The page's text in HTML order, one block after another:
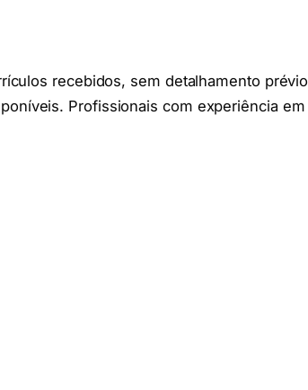
recebidos, sem detalhamento prévio
Profissionais com experiência em